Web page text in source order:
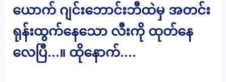
ယောက် ဂျင်းဘောင်းဘီထဲမှ အတင်း
ရုန်းထွက်နေသော လီးကို ထုတ်နေ
လေပြီ…။ ထိုနောက်….